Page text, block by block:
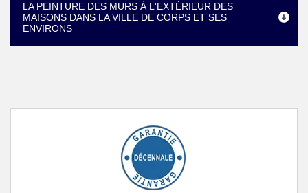
LA PEINTURE DES MURS À L'EXTÉRIEUR DES
MAISONS DANS LA VILLE DE CORPS ET SES
ENVIRONS